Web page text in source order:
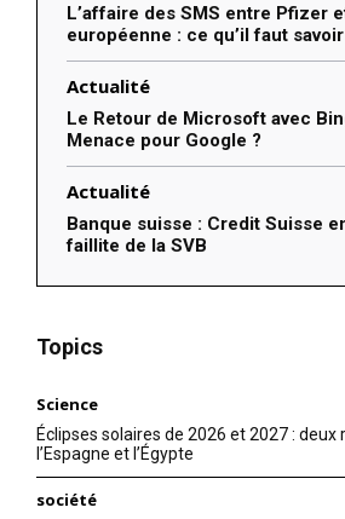
L’affaire des SMS entre Pfizer
européenne : ce qu’il faut savoir
Actualité
Le Retour de Microsoft avec
Menace pour Google ?
Actualité
Banque suisse : Credit Suisse
faillite de la SVB
Topics
Science
Éclipses solaires de 2026 et 2027 :
l’Espagne et l’Égypte
société